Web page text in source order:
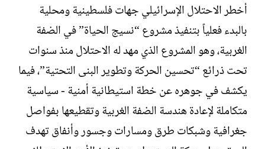
إ
ن
ا
ء
أخطر الاحتلال الإسرائيلي جهات فلسطينية ومحلية
بالبدء فعلياً بتنفيذ مشروع “نسيج الحياة” في الضفة
الغربية، وهو المشروع الذي مهد له الاحتلال منذ سنوات
تحت ذرائع “تحسين الحركة وتطوير البنى التحتية”، فيما
يكشف في جوهره عن خطة استيطانية أمنية - سياسية
متكاملة لإعادة هندسة الضفة الغربية وتقطيعها بفواصل
جغرافية وشبكات طرق ومسارات وجسور وأنفاق تهدف